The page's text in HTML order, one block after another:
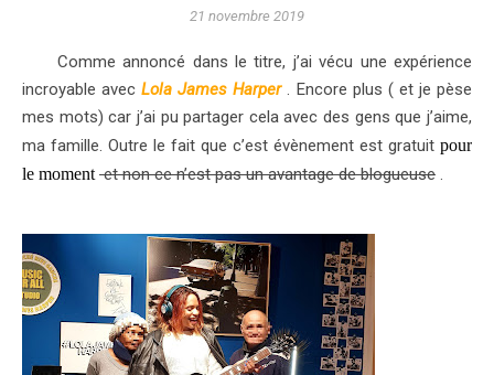
21 novembre 2019
Comme annoncé dans le titre, j’ai vécu une expérience
incroyable avec Lola James Harper. Encore plus ( et je pèse
mes mots) car j’ai pu partager cela avec des gens que j’aime,
ma famille. Outre le fait que c’est évènement est gratuit pour
le moment et non ce n’est pas un avantage de blogueuse .